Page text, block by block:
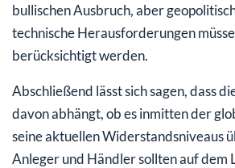
bullischen Ausbruch, aber
technische Herausforderungen
berücksichtigt werden.
Abschließend lässt sich sagen, dass
davon abhängt, ob es inmitten der
seine aktuellen Widerstandsniveaus
Anleger und Händler sollten auf dem